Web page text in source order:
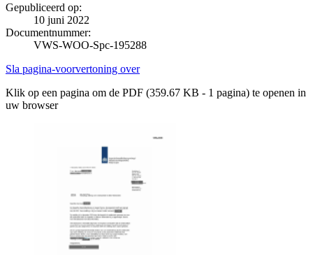
Gepubliceerd op:
10 juni 2022
Documentnummer:
VWS-WOO-Spc-195288
Sla pagina-voorvertoning over
Klik op een pagina om de PDF (359.67 KB - 1 pagina) te openen in
uw browser